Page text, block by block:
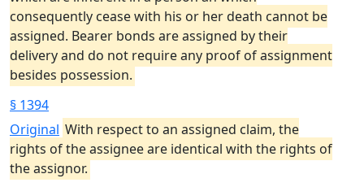
consequently cease with his or her death cannot be
assigned. Bearer bonds are assigned by their
delivery and do not require any proof of assignment
besides possession.
§ 1394
Original With respect to an assigned claim, the
rights of the assignee are identical with the rights of
the assignor.